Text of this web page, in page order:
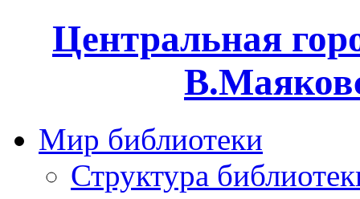
Центральная
Мир библиотеки
Структура